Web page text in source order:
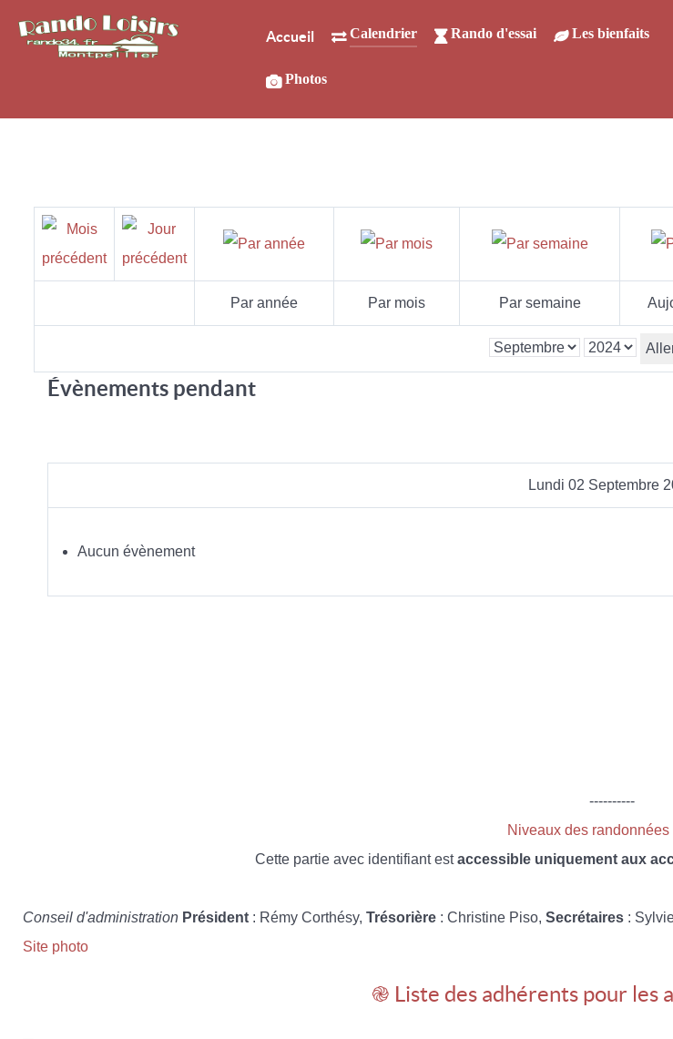
Accueil Calendrier Rando d'essai Les bienfaits
Photos
Par année Par mois Par semaine
Évènements pendant
Lundi 02 Septembre
Aucun évènement
----------
Niveaux des randonnées
Cette partie avec identifiant estaccessible uniquement aux
Conseil d'administration Président : Rémy Corthésy, Trésorière : Christine Piso, Secrétaires :
Site photo
֎ Liste des adhérents pour les